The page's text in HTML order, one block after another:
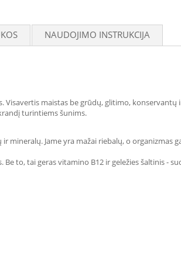
NAUDOJIMO INSTRUKCIJA
Visavertis maistas be grūdų, glitimo,
turintiems šunims.
Jame yra mažai riebalų, o
to, tai geras vitamino B12 ir geležies šaltinis -